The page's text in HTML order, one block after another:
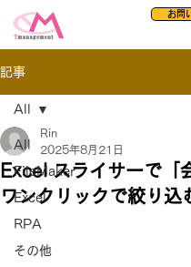
お問
記事
All
FileMaker
Excel
RPA
その他
All
Excel スライサーで「
ワンクリックで絞り込
Rin
2025年8月21日